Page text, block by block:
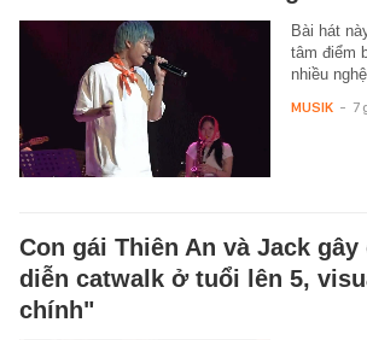
Bài hát
tâm điểm
nhiều
MUSIK - 7
Con gái Thiên An và Jack
diễn catwalk ở tuổi lên 5,
chính"